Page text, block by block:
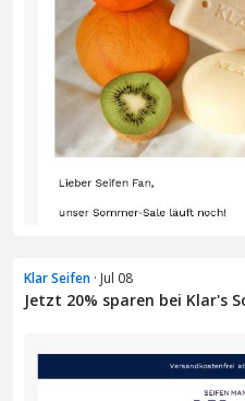
Klar Seifen · Jul 08
Jetzt 20% sparen bei Klar's